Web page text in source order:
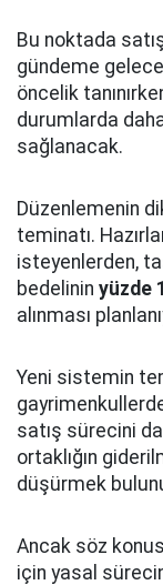
Bu noktada
gündeme
öncelik
durumlarda
sağlanacak.
Düzenlemenin
teminatı.
isteyenlerden,
bedelinin yüzde
alınması
Yeni sistemin
satış sürecini
ortaklığın
düşürmek
Ancak söz
için yasal